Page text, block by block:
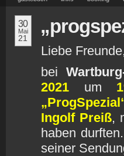
30
Mai
21
Liebe
bei
2021 um
Ingolf Preiß,
haben
seiner